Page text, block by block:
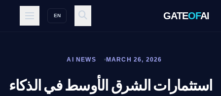
GATEOFAI
EN
MARCH 26, 2026
AI NEWS
استثمارات الشرق الأوسط في الذكاء